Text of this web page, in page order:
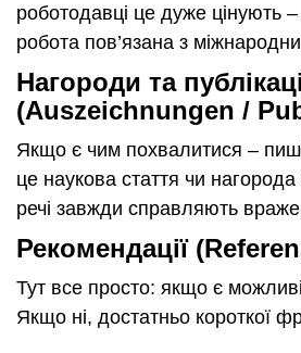
роботодавці це дуже цінують
робота пов’язана з
Нагороди та
(Auszeichnungen /
Якщо є чим похвалитися –
це наукова стаття чи нагорода
речі завжди справляють
Рекомендації
Тут все просто: якщо є
Якщо ні, достатньо короткої